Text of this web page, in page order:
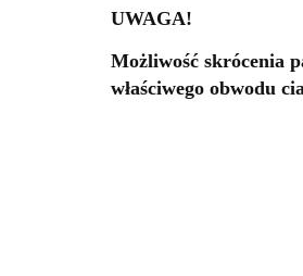
UWAGA!
Możliwość skrócenia
właściwego obwodu